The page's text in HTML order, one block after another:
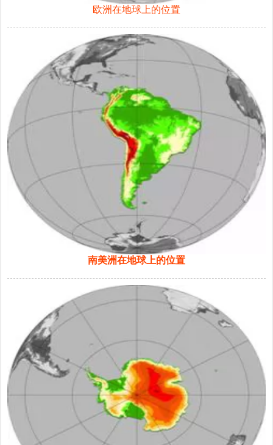
欧洲在地球上的位置
南美洲在地球上的位置